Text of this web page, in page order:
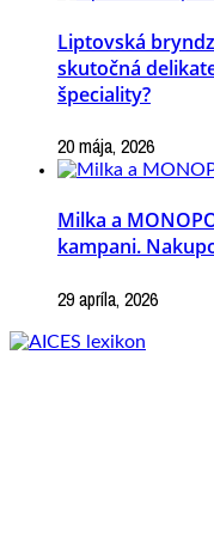
Liptovská
skutočná
špeciality?
20 mája, 2026
Milka a
kampani.
29 apríla, 2026